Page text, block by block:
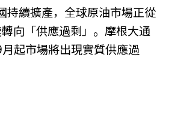
持續擴產，全球原油市場正從
轉向「供應過剩」。摩根大通
起市場將出現實質供應過